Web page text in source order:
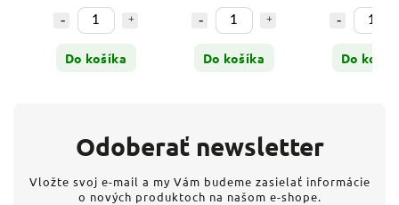
Do košíka Do košíka Do
Odoberať newsletter
Vložte svoj e-mail a my Vám budeme zasielať informácie
o nových produktoch na našom e-shope.